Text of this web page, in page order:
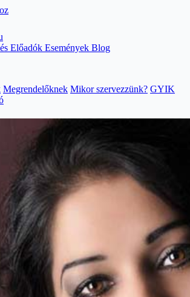
Előadók Események Blog
Megrendelőknek Mikor szervezzünk? GYIK